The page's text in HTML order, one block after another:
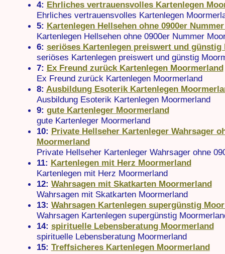
4: Ehrliches vertrauensvolles Kartenlegen
Ehrliches vertrauensvolles Kartenlegen
5: Kartenlegen Hellsehen ohne 0900er
Kartenlegen Hellsehen ohne 0900er Nummer
6: seriöses Kartenlegen preiswert und günstig
seriöses Kartenlegen preiswert und günstig
7: Ex Freund zurück Kartenlegen Moormerland
Ex Freund zurück Kartenlegen Moormerland
8: Ausbildung Esoterik Kartenlegen
Ausbildung Esoterik Kartenlegen Moormerland
9: gute Kartenleger Moormerland
gute Kartenleger Moormerland
10: Private Hellseher Kartenleger Wahrsager
Moormerland
Private Hellseher Kartenleger Wahrsager ohne
11: Kartenlegen mit Herz Moormerland
Kartenlegen mit Herz Moormerland
12: Wahrsagen mit Skatkarten Moormerland
Wahrsagen mit Skatkarten Moormerland
13: Wahrsagen Kartenlegen supergünstig
Wahrsagen Kartenlegen supergünstig
14: spirituelle Lebensberatung Moormerland
spirituelle Lebensberatung Moormerland
15: Treffsicheres Kartenlegen Moormerland